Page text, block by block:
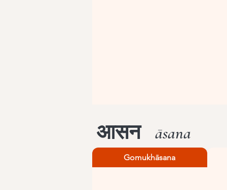
आसन āsana
Gomukhāsana